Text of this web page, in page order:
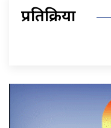
प्रतिक्रिया